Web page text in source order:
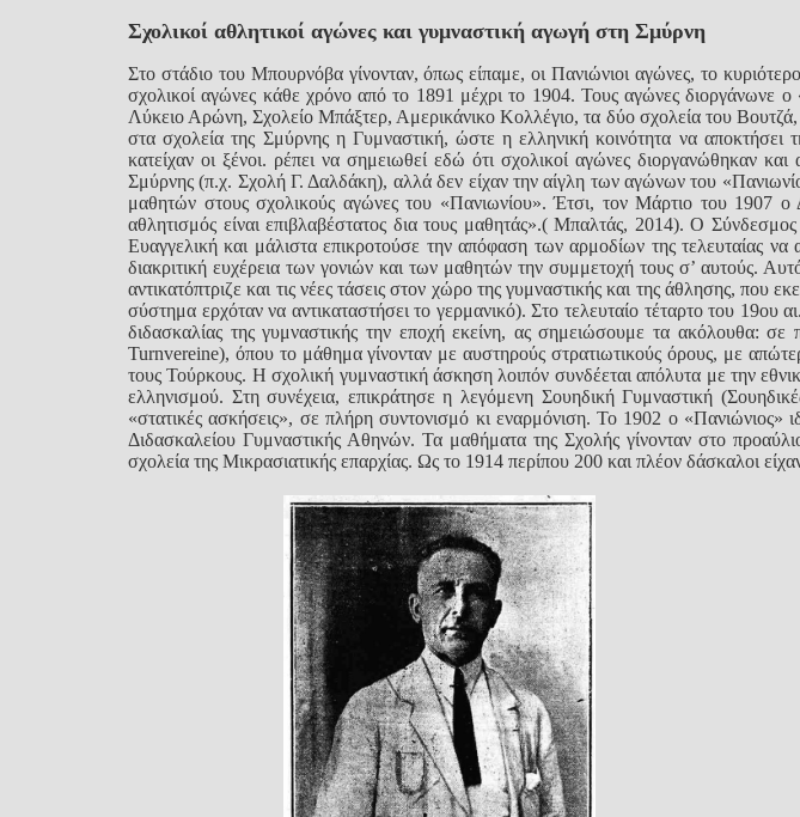
Σχολικοί αθλητικοί αγώνες και γυμναστική αγωγή στη Σμύρνη
Στο στάδιο του Μπουρνόβα γίνονταν, όπως είπαμε, οι Πανιώνιοι αγώνες, το
σχολικοί αγώνες κάθε χρόνο από το 1891 μέχρι το 1904. Τους αγώνες διοργάνωνε
Λύκειο Αρώνη, Σχολείο Μπάξτερ, Αμερικάνικο Κολλέγιο, τα δύο σχολεία του
στα σχολεία της Σμύρνης η Γυμναστική, ώστε η ελληνική κοινότητα να
κατείχαν οι ξένοι. ρέπει να σημειωθεί εδώ ότι σχολικοί αγώνες διοργανώθηκαν
Σμύρνης (π.χ. Σχολή Γ. Δαλδάκη), αλλά δεν είχαν την αίγλη των αγώνων του
μαθητών στους σχολικούς αγώνες του «Πανιωνίου». Έτσι, τον Μάρτιο του 1907
αθλητισμός είναι επιβλαβέστατος δια τους μαθητάς».( Μπαλτάς, 2014). Ο
Ευαγγελική και μάλιστα επικροτούσε την απόφαση των αρμοδίων της τελευταίας
διακριτική ευχέρεια των γονιών και των μαθητών την συμμετοχή τους σ’ αυτούς.
αντικατόπτριζε και τις νέες τάσεις στον χώρο της γυμναστικής και της άθλησης,
σύστημα ερχόταν να αντικαταστήσει το γερμανικό). Στο τελευταίο τέταρτο του
διδασκαλίας της γυμναστικής την εποχή εκείνη, ας σημειώσουμε τα ακόλουθα:
Turnvereine), όπου το μάθημα γίνονταν με αυστηρούς στρατιωτικούς όρους, με
τους Τούρκους. Η σχολική γυμναστική άσκηση λοιπόν συνδέεται απόλυτα με την
ελληνισμού. Στη συνέχεια, επικράτησε η λεγόμενη Σουηδική Γυμναστική
«στατικές ασκήσεις», σε πλήρη συντονισμό κι εναρμόνιση. Το 1902 ο
Διδασκαλείου Γυμναστικής Αθηνών. Τα μαθήματα της Σχολής γίνονταν στο
σχολεία της Μικρασιατικής επαρχίας. Ως το 1914 περίπου 200 και πλέον δάσκαλοι